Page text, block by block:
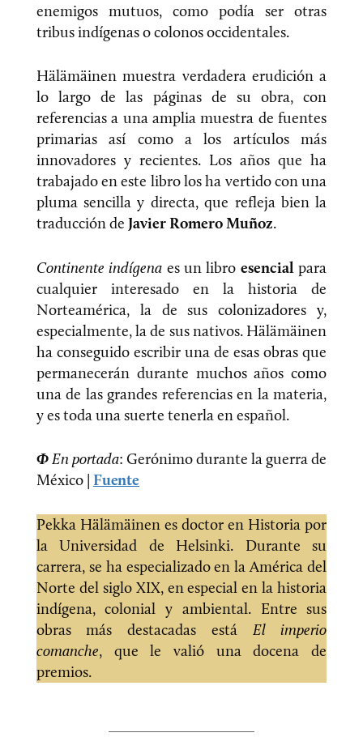
enemigos mutuos, como podía ser otras
tribus indígenas o colonos occidentales.
Hälämäinen muestra verdadera erudición a
lo largo de las páginas de su obra, con
referencias a una amplia muestra de fuentes
primarias así como a los artículos más
innovadores y recientes. Los años que ha
trabajado en este libro los ha vertido con una
pluma sencilla y directa, que refleja bien la
traducción de Javier Romero Muñoz.
Continente indígena es un libro esencialpara
cualquier interesado en la historia de
Norteamérica, la de sus colonizadores y,
especialmente, la de sus nativos. Hälämäinen
ha conseguido escribir una de esas obras que
permanecerán durante muchos años como
una de las grandes referencias en la materia,
y es toda una suerte tenerla en español.
ΦEn portada: Gerónimo durante la guerra de
México | Fuente
Pekka Hälämäinen es doctor en Historia por
la Universidad de Helsinki. Durante su
carrera, se ha especializado en la América del
Norte del siglo XIX, en especial en la historia
indígena, colonial y ambiental. Entre sus
obras más destacadas está El imperio
comanche, que le valió una docena de
premios.